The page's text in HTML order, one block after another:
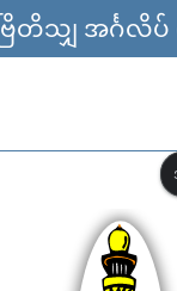
ဗြိတိသျှ အင်္ဂလိပ်